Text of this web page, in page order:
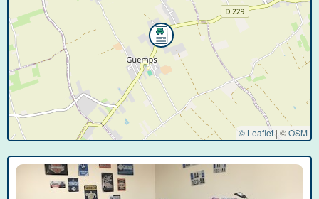
© Leaflet | ©OSM